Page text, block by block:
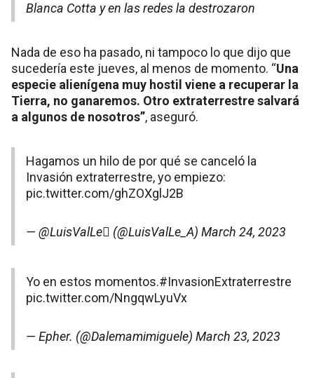
Blanca Cotta y en las redes la destrozaron
Nada de eso ha pasado, ni tampoco lo que dijo que
sucedería este jueves, al menos de momento. “Una
especie alienígena muy hostil viene a recuperar la
Tierra, no ganaremos. Otro extraterrestre salvará
a algunos de nosotros”, aseguró.
Hagamos un hilo de por qué se canceló la
Invasión extraterrestre, yo empiezo:
pic.twitter.com/ghZOXglJ2B
— @LuisValLe (@LuisValLe_A) March 24, 2023
Yo en estos momentos.#InvasionExtraterrestre
pic.twitter.com/NngqwLyuVx
— Epher. (@Dalemamimiguele) March 23, 2023